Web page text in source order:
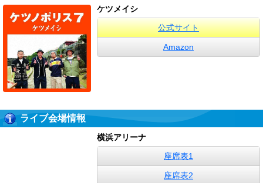
ケツメイシ
公式サイト
Amazon
ライブ会場情報
横浜アリーナ
座席表1
座席表2